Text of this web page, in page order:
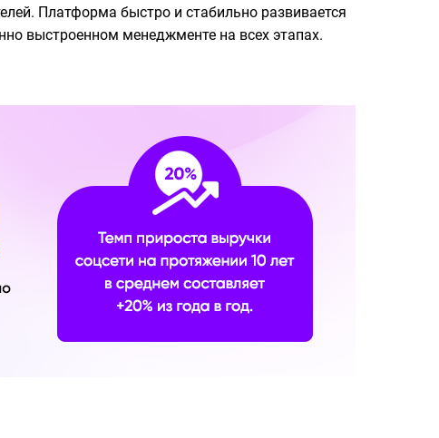
Платформа быстро и стабильно развивается
выстроенном менеджменте на всех этапах.